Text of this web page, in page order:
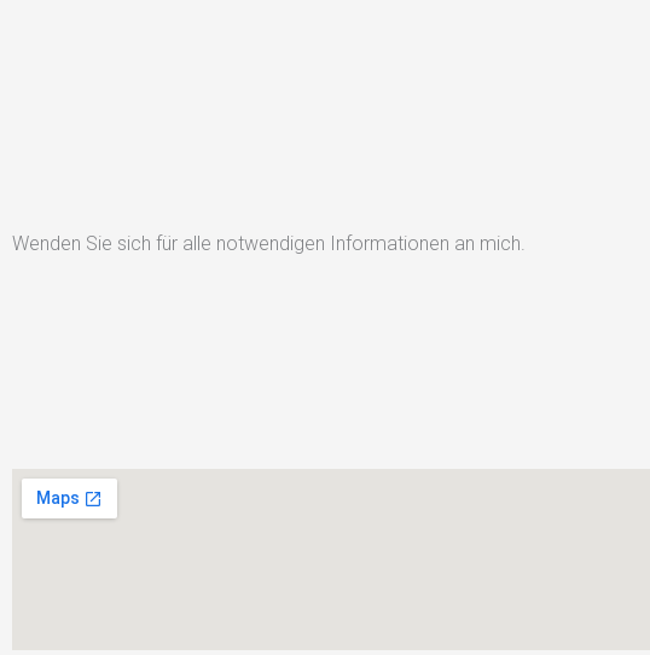
Wenden Sie sich für alle notwendigen Informationen an mich.